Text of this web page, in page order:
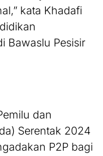
kata Khadafi
Bawaslu Pesisir
dan
Serentak 2024
P2P bagi